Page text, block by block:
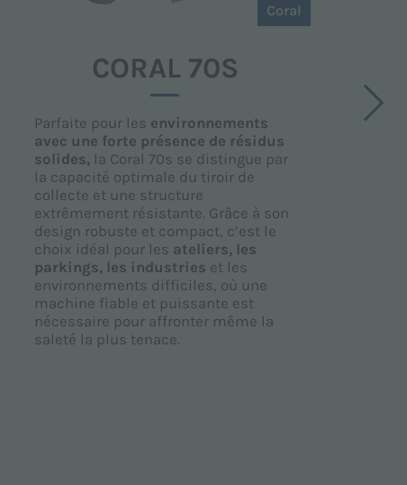
Coral
CORAL 70S
Parfaite pour les environnements
avec une forte présence de résidus
solides,la Coral 70s se distingue par
la capacité optimale du tiroir de
collecte et une structure
extrêmement résistante. Grâce à son
design robuste et compact, c’est le
choix idéal pour les ateliers, les
parkings, les industries et les
environnements difficiles, où une
machine fiable et puissante est
nécessaire pour affronter même la
saleté la plus tenace.